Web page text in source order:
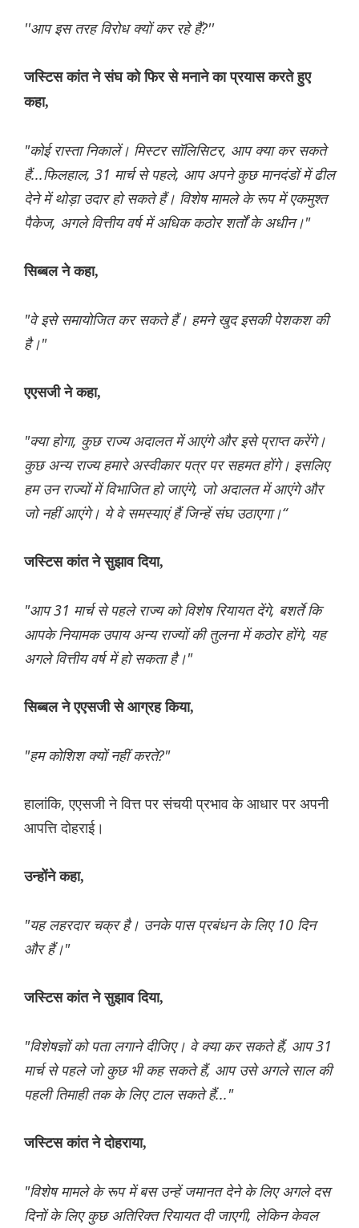
''आप इस तरह विरोध क्यों कर रहे हैं?''
जस्टिस कांत ने संघ को फिर से मनाने का प्रयास करते हुए
कहा,
"कोई रास्ता निकालें। मिस्टर सॉलिसिटर, आप क्या कर सकते
हैं...फिलहाल, 31 मार्च से पहले, आप अपने कुछ मानदंडों में ढील
देने में थोड़ा उदार हो सकते हैं। विशेष मामले के रूप में एकमुश्त
पैकेज, अगले वित्तीय वर्ष में अधिक कठोर शर्तों के अधीन।"
सिब्बल ने कहा,
"वे इसे समायोजित कर सकते हैं। हमने खुद इसकी पेशकश की
है।"
एएसजी ने कहा,
"क्या होगा, कुछ राज्य अदालत में आएंगे और इसे प्राप्त करेंगे।
कुछ अन्य राज्य हमारे अस्वीकार पत्र पर सहमत होंगे। इसलिए
हम उन राज्यों में विभाजित हो जाएंगे, जो अदालत में आएंगे और
जो नहीं आएंगे। ये वे समस्याएं हैं जिन्हें संघ उठाएगा।“
जस्टिस कांत ने सुझाव दिया,
"आप 31 मार्च से पहले राज्य को विशेष रियायत देंगे, बशर्ते कि
आपके नियामक उपाय अन्य राज्यों की तुलना में कठोर होंगे, यह
अगले वित्तीय वर्ष में हो सकता है।"
सिब्बल ने एएसजी से आग्रह किया,
"हम कोशिश क्यों नहीं करते?"
हालांकि, एएसजी ने वित्त पर संचयी प्रभाव के आधार पर अपनी
आपत्ति दोहराई।
उन्होंने कहा,
"यह लहरदार चक्र है। उनके पास प्रबंधन के लिए 10 दिन
और हैं।"
जस्टिस कांत ने सुझाव दिया,
"विशेषज्ञों को पता लगाने दीजिए। वे क्या कर सकते हैं, आप 31
मार्च से पहले जो कुछ भी कह सकते हैं, आप उसे अगले साल की
पहली तिमाही तक के लिए टाल सकते हैं..."
जस्टिस कांत ने दोहराया,
"विशेष मामले के रूप में बस उन्हें जमानत देने के लिए अगले दस
दिनों के लिए कुछ अतिरिक्त रियायत दी जाएगी, लेकिन केवल